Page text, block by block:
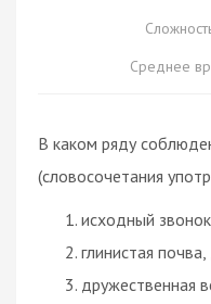
Среднее
В каком ряду
(словосочетания
исходный
глинистая
дружественная